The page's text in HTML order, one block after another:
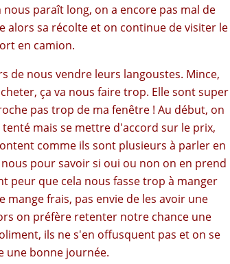
paraît long, on a encore pas mal de
alors sa récolte et on continue de visiter le
en camion.
de nous vendre leurs langoustes. Mince,
ça va nous faire trop. Elle sont super
pas trop de ma fenêtre ! Au début, on
mais se mettre d'accord sur le prix,
comme ils sont plusieurs à parler en
pour savoir si oui ou non on en prend
peur que cela nous fasse trop à manger
mange frais, pas envie de les avoir une
on préfère retenter notre chance une
ils ne s'en offusquent pas et on se
une bonne journée.